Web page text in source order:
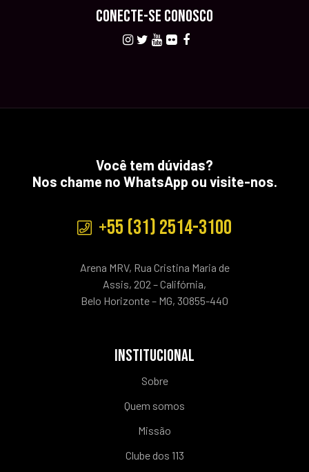
CONECTE-SE CONOSCO
Você tem dúvidas?
Nos chame no WhatsApp ou visite-nos.
+55 (31) 2514-3100
Arena MRV, Rua Cristina Maria de
Assis, 202 – Califórnia,
Belo Horizonte – MG, 30855-440
INSTITUCIONAL
Sobre
Quem somos
Missão
Clube dos 113